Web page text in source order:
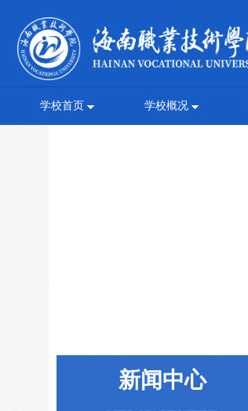
学校首页 学校概况
新闻中心